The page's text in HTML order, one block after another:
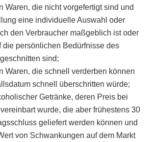
Waren, die nicht vorgefertigt sind und
eine individuelle Auswahl oder
den Verbraucher maßgeblich ist oder
die persönlichen Bedürfnisse des
sind;
Waren, die schnell verderben können
schnell überschritten würde;
Getränke, deren Preis bei
wurde, die aber frühestens 30
geliefert werden können und
von Schwankungen auf dem Markt